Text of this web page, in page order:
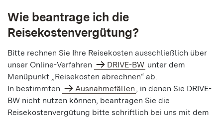
Wie beantrage ich die
Reisekostenvergütung?
Bitte rechnen Sie Ihre Reisekosten ausschließlich über
unser Online-Verfahren
DRIVE-BW unter dem
Menüpunkt „Reisekosten abrechnen“ ab.
In bestimmten
Ausnahmefällen , in denen Sie DRIVE-
BW nicht nutzen können, beantragen Sie die
Reisekostenvergütung bitte schriftlich bei uns mit dem